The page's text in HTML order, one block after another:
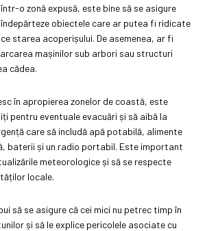
o zonă expusă, este bine să se asigure
îndepărteze obiectele care ar putea fi ridicate
starea acoperișului. De asemenea, ar fi
mașinilor sub arbori sau structuri
cădea.
în apropierea zonelor de coastă, este
pentru eventuale evacuări și să aibă la
care să includă apă potabilă, alimente
baterii și un radio portabil. Este important
meteorologice și să se respecte
locale.
să se asigure că cei mici nu petrec timp în
și să le explice pericolele asociate cu